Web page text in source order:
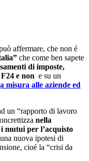
affermare, che non é
che come ben sapete
di imposte,
e non e su un
misura alle aziende ed
un “rapporto di lavoro
nella
mutui per l’acquisto
nuova ipotesi di
cioé la “crisi da